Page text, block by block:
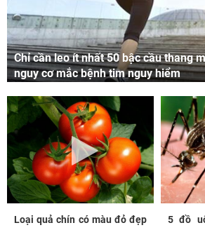
Chỉ cần leo ít nhất 50 bậc cầu thang
nguy cơ mắc bệnh tim nguy hiểm
Loại quả chín có màu đỏ đẹp
5 đồ